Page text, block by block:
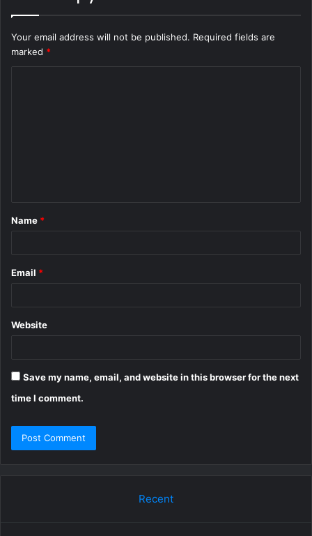
Your email address will not be published. Required fields are
marked *
*
Name *
Email *
Website
Save my name, email, and website in this browser for the next
time I comment.
Recent